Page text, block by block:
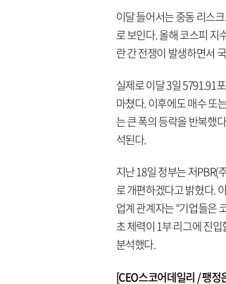
이달 들어서는 중동 리스
로 보인다. 올해 코스피 지
란 간 전쟁이 발생하면서
실제로 이달 3일 5791.91
마쳤다. 이후에도 매수 또
는 큰 폭의 등락을 반복했
석된다.
지난 18일 정부는 저PBR(
로 개편하겠다고 밝혔다.
업계 관계자는 “기업들은
초 체력이 1부 리그에 진
분석했다.
[CEO스코어데일리 / 팽